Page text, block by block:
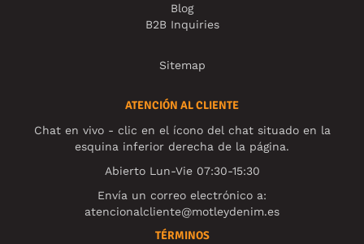
Blog
B2B Inquiries
Sitemap
ATENCIÓN AL CLIENTE
Chat en vivo - clic en el ícono del chat situado en la
esquina inferior derecha de la página.
Abierto Lun-Vie 07:30-15:30
Envía un correo electrónico a:
atencionalcliente@motleydenim.es
TÉRMINOS